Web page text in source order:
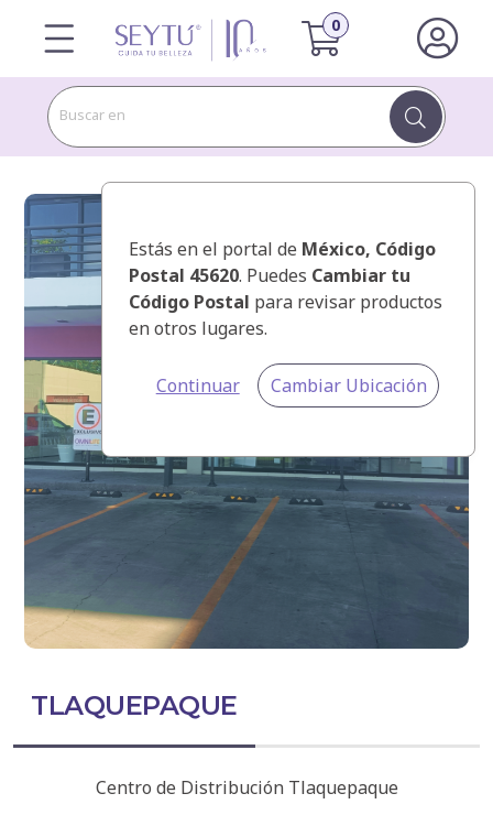
Buscar en
Estás en el portal de México, Código
Postal 45620. Puedes Cambiar tu
Código Postal para revisar productos
en otros lugares.
Continuar Cambiar Ubicación
TLAQUEPAQUE
Centro de Distribución Tlaquepaque